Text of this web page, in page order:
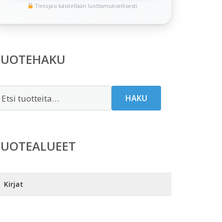
Tietojasi käsitellään luottamuksellisesti
HAKU
Kirjat